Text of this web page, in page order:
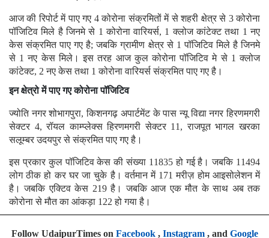
आज की रिपोर्ट में पाए गए 4 कोरोना संक्रमितों में से शहरी क्षेत्र से 3 कोरोना
पॉजिटिव मिले है जिनमे से 1 कोरोना वारियर्स, 1 क्लोज कांटेक्ट तथा 1 नए
केस संक्रमित पाए गए है; जबकि ग्रामीण क्षेत्र से 1 पॉजिटिव मिले है जिनमे
से 1 नए केस मिले। इस तरह आज कुल कोरोना पॉजिटिव मे से 1 क्लोज
कांटेक्ट, 2 नए केस तथा 1 कोरोना वारियर्स संक्रमित पाए गए है।
इन क्षेत्रो में पाए गए कोरोना पॉजिटिव
ज्योति नगर शोभागपुरा, किशनगढ़ अपार्टमेंट के पास न्यू विद्या नगर हिरणमगरी
सेक्टर 4, रॉयल काम्प्लेक्स हिरणमगरी सेक्टर 11, राजपूत भागल खरका
सलूम्बर उदयपुर से संक्रमित पाए गए है।
इस प्रकार कुल पॉजिटिव केस की संख्या 11835 हो गई है। जबकि 11494
लोग ठीक हो कर घर जा चुके है। वर्तमान में 171 मरीज़ होम आइसोलेशन में
है। जबकि एक्टिव केस 219 है। जबकि आज एक मौत के साथ अब तक
कोरोना से मौत का आंकड़ा 122 हो गया है।
Follow UdaipurTimes on Facebook, Instagram, and Google